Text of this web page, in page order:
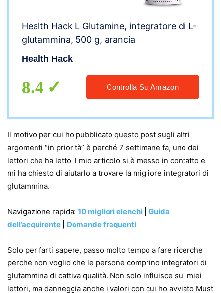
Health Hack L Glutamine, integratore di L-
glutammina, 500 g, arancia
Health Hack
8.4 Controlla Su Amazon
Il motivo per cui ho pubblicato questo post sugli altri
argomenti “in priorità” è perché 7 settimane fa, uno dei
lettori che ha letto il mio articolo si è messo in contatto e
mi ha chiesto di aiutarlo a trovare la migliore integratori di
glutammina.
Navigazione rapida: 10 migliori elenchi
Guida
dell’acquirente
Domande frequenti
Solo per farti sapere, passo molto tempo a fare ricerche
perché non voglio che le persone comprino integratori di
glutammina di cattiva qualità. Non solo influisce sui miei
lettori, ma danneggia anche i valori con cui ho avviato Must